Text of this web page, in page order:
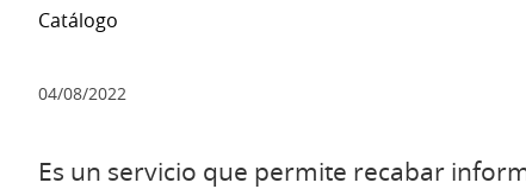
Catálogo
04/08/2022
Es un servicio que permite recabar